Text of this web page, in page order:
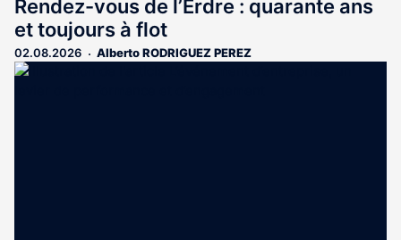
Rendez-vous de l’Erdre : quarante ans
et toujours à flot
02.08.2026 Alberto RODRIGUEZ PEREZ